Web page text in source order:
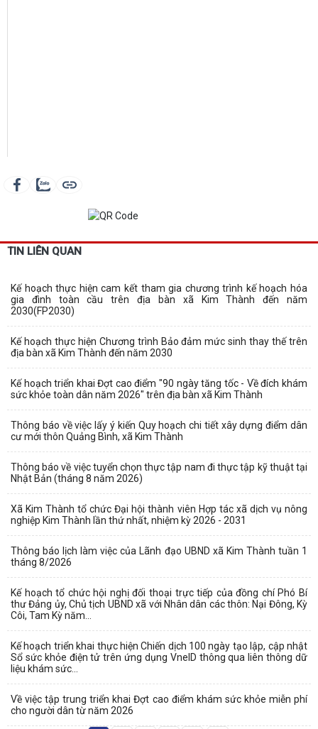
TIN LIÊN QUAN
Kế hoạch thực hiện cam kết tham gia chương trình kế hoạch hóa
gia đình toàn cầu trên địa bàn xã Kim Thành đến năm
2030(FP2030)
Kế hoạch thực hiện Chương trình Bảo đảm mức sinh thay thế trên
địa bàn xã Kim Thành đến năm 2030
Kế hoạch triển khai Đợt cao điểm "90 ngày tăng tốc - Về đích khám
sức khỏe toàn dân năm 2026" trên địa bàn xã Kim Thành
Thông báo về việc lấy ý kiến Quy hoạch chi tiết xây dựng điểm dân
cư mới thôn Quảng Bình, xã Kim Thành
Thông báo về việc tuyển chọn thực tập nam đi thực tập kỹ thuật tại
Nhật Bản (tháng 8 năm 2026)
Xã Kim Thành tổ chức Đại hội thành viên Hợp tác xã dịch vụ nông
nghiệp Kim Thành lần thứ nhất, nhiệm kỳ 2026 - 2031
Thông báo lịch làm việc của Lãnh đạo UBND xã Kim Thành tuần 1
tháng 8/2026
Kế hoạch tổ chức hội nghị đối thoại trực tiếp của đồng chí Phó Bí
thư Đảng ủy, Chủ tịch UBND xã với Nhân dân các thôn: Nại Đông, Kỳ
Côi, Tam Kỳ năm...
Kế hoạch triển khai thực hiện Chiến dịch 100 ngày tạo lập, cập nhật
Sổ sức khỏe điện tử trên ứng dụng VneID thông qua liên thông dữ
liệu khám sức...
Về việc tập trung triển khai Đợt cao điểm khám sức khỏe miễn phí
cho người dân từ năm 2026